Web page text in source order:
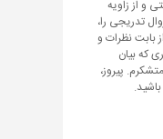
و از زاویه
تدریجی را،
بابت نظرات و
که بیان
پیروز،